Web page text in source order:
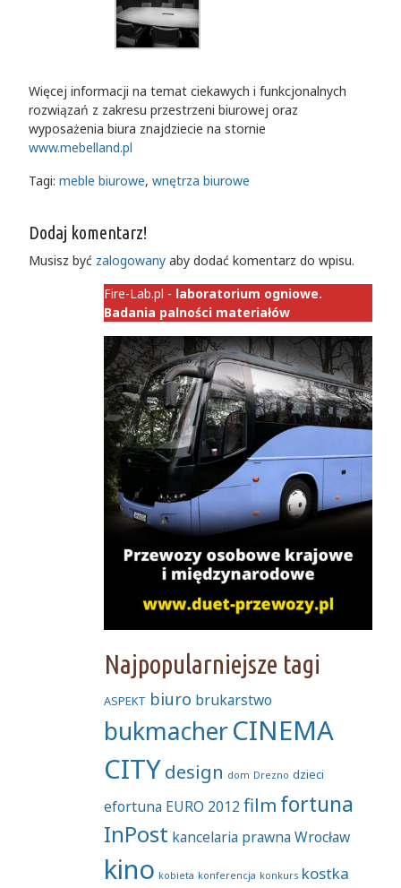
Więcej informacji na temat ciekawych i funkcjonalnych
rozwiązań z zakresu przestrzeni biurowej oraz
wyposażenia biura znajdziecie na stornie
www.mebelland.pl
Tagi: meble biurowe, wnętrza biurowe
Dodaj komentarz!
Musisz być zalogowany aby dodać komentarz do wpisu.
Fire-Lab.pl - laboratorium ogniowe.
Badania palności materiałów
Najpopularniejsze tagi
ASPEKT biuro brukarstwo
bukmacherCINEMA
CITYdesign dom Drezno dzieci
efortuna EURO 2012film fortuna
InPost kancelaria prawna Wrocław
kino kobieta konferencja konkurs kostka